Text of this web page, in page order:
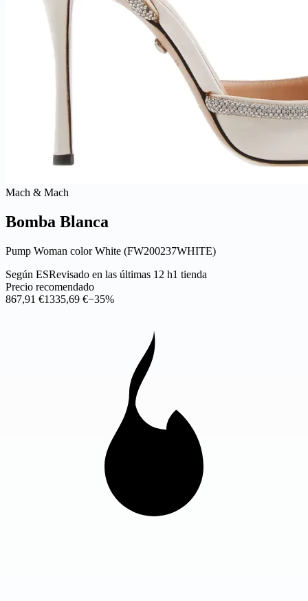
Mach & Mach
Bomba Blanca
Pump Woman color White (FW200237WHITE)
Según ESRevisado en las últimas 12 h1 tienda
Precio recomendado
867,91 €1335,69 €−35%